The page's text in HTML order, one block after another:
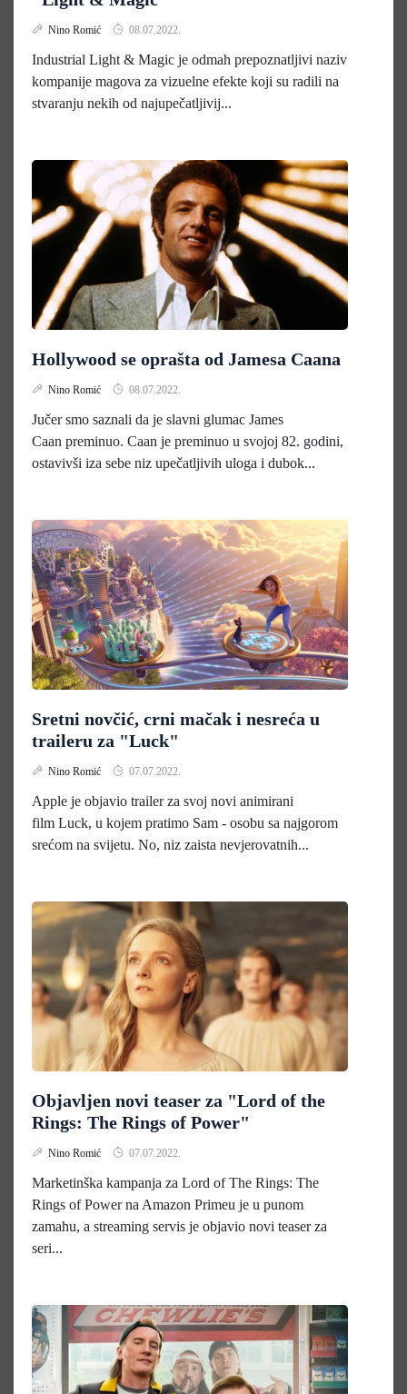
Nino Romić 08.07.2022.
Industrial Light & Magic je odmah prepoznatljivi naziv
kompanije magova za vizuelne efekte koji su radili na
stvaranju nekih od najupečatljivij...
Hollywood se oprašta od Jamesa Caana
Nino Romić 08.07.2022.
Jučer smo saznali da je slavni glumac James
Caan preminuo. Caan je preminuo u svojoj 82. godini,
ostavivši iza sebe niz upečatljivih uloga i dubok...
Sretni novčić, crni mačak i nesreća u
traileru za "Luck"
Nino Romić 07.07.2022.
Apple je objavio trailer za svoj novi animirani
film Luck, u kojem pratimo Sam - osobu sa najgorom
srećom na svijetu. No, niz zaista nevjerovatnih...
Objavljen novi teaser za "Lord of the
Rings: The Rings of Power"
Nino Romić 07.07.2022.
Marketinška kampanja za Lord of The Rings: The
Rings of Power na Amazon Primeu je u punom
zamahu, a streaming servis je objavio novi teaser za
seri...